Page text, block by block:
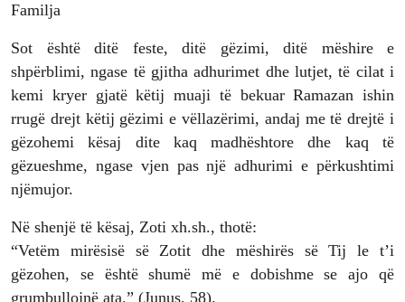
Familja
Sot është ditë feste, ditë gëzimi, ditë mëshire e
shpërblimi, ngase të gjitha adhurimet dhe lutjet, të cilat i
kemi kryer gjatë këtij muaji të bekuar Ramazan ishin
rrugë drejt këtij gëzimi e vëllazërimi, andaj me të drejtë i
gëzohemi kësaj dite kaq madhështore dhe kaq të
gëzueshme, ngase vjen pas një adhurimi e përkushtimi
njëmujor.
Në shenjë të kësaj, Zoti xh.sh., thotë:
“Vetëm mirësisë së Zotit dhe mëshirës së Tij le t’i
gëzohen, se është shumë më e dobishme se ajo që
grumbullojnë ata.” (Junus, 58).